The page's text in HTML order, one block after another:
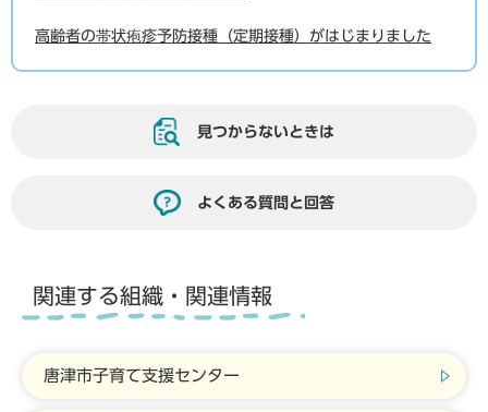
高齢者の帯状疱疹予防接種（定期接種）がはじまりました
見つからないときは
よくある質問と回答
関連する組織・関連情報
唐津市子育て支援センター